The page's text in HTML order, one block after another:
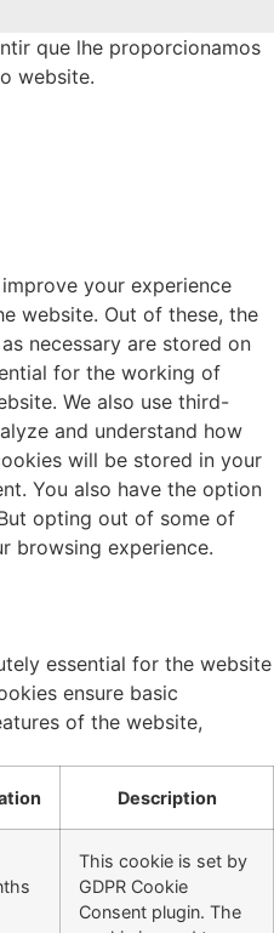
que lhe proporcionamos
website.
your experience
website. Out of these, the
necessary are stored on
for the working of
We also use third-
and understand how
will be stored in your
You also have the option
opting out of some of
browsing experience.
essential for the website
ensure basic
of the website,
Description
This cookie is set by
GDPR Cookie
Consent plugin. The